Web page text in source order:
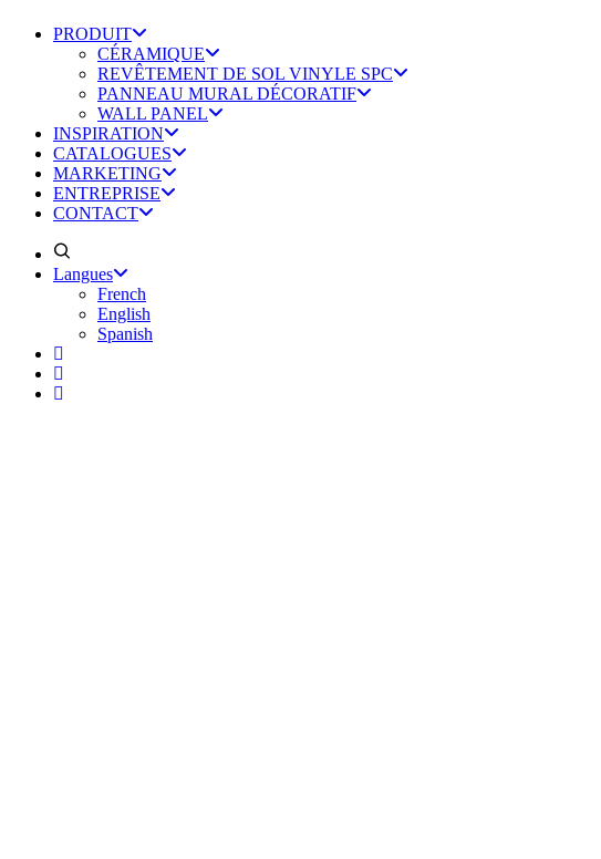
PRODUIT
CÉRAMIQUE
REVÊTEMENT DE SOL VINYLE SPC
PANNEAU MURAL DÉCORATIF
WALL PANEL
INSPIRATION
CATALOGUES
MARKETING
ENTREPRISE
CONTACT
Langues
French
English
Spanish